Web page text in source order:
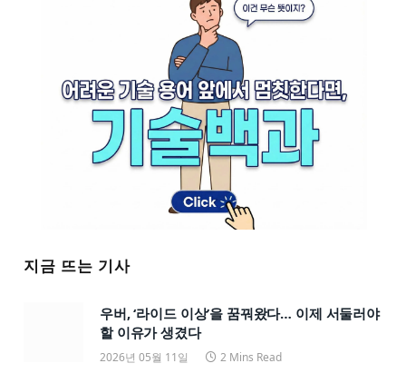
지금 뜨는 기사
우버, ‘라이드 이상’을 꿈꿔왔다… 이제 서둘러야
할 이유가 생겼다
2026년 05월 11일 2 Mins Read